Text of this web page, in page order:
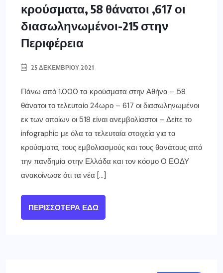
κρούσματα, 58 θάνατοι ,617 οι
διασωληνωμένοι-215 στην
Περιφέρεια
25 ΔΕΚΕΜΒΡΊΟΥ 2021
Πάνω από 1.000 τα κρούσματα στην Αθήνα – 58
θάνατοι το τελευταίο 24ωρο – 617 οι διασωληνωμένοι
εκ των οποίων οι 518 είναι ανεμβολίαστοι – Δείτε το
infographic με όλα τα τελευταία στοιχεία για τα
κρούσματα, τους εμβολιασμούς και τους θανάτους από
την πανδημία στην Ελλάδα και τον κόσμο Ο ΕΟΔΥ
ανακοίνωσε ότι τα νέα […]
ΠΕΡΙΣΣΌΤΕΡΑ ΕΔΏ